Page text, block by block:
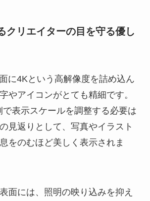
クリエイターの目を守る優し
に4Kという高解像度を詰め込ん
やアイコンがとても精細です。
で表示スケールを調整する必要は
見返りとして、写真やイラスト
をのむほど美しく表示されま
面には、照明の映り込みを抑え